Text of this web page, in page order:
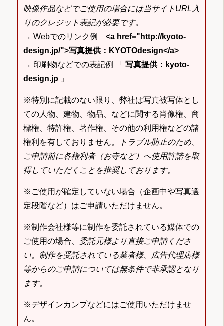
映像作品などでご使用の場合には当サイトURL入
りのクレジット表記が必要です。
→ Webでのリンク例 <a href="http://kyoto-
design.jp/">写真提供：KYOTOdesign</a>
→ 印刷物などでの表記例 「 写真提供：kyoto-
design.jp 」
※特別に記載のない限り、弊社は写真被写体とし
ての人物、建物、物品、などに関する肖像権、商
標権、特許権、著作権、その他の利用権などの諸
権利を有しておりません。
トラブル防止のため、
ご申請前に各権利者（お寺など）へ使用許諾を取
得していただくことを推奨しております。
※ご使用が確定していない場合（企画中や写真選
定段階など）はご申請いただけません。
※制作会社様等に制作を委託されている媒体での
ご使用の場合、 委託元様より直接ご申請くださ
い。 制作を受託されている業者様、広告代理店様
等からのご申請については無条件で非承認となり
ます。
※デザインカンプなどにはご使用いただけませ
ん。